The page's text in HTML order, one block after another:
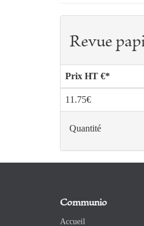
Revue
Prix HT €*
11.75€
Quantité
Communio
Accueil